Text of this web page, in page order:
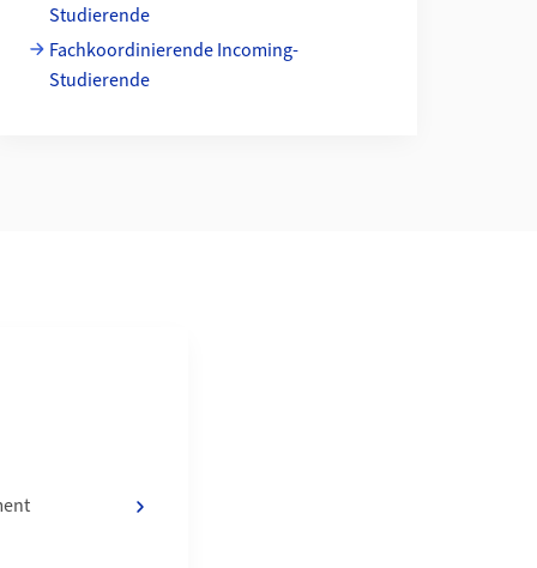
Studierende
Fachkoordinierende Incoming-
Studierende